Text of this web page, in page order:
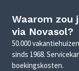
Waarom zou
via Novasol?
50.000
sinds 1968.
boekingskosten.